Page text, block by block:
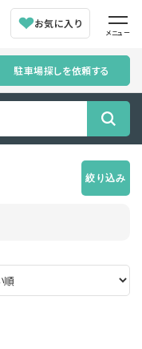
お気に入り
駐車場探しを依頼する
メニュー
絞り込み